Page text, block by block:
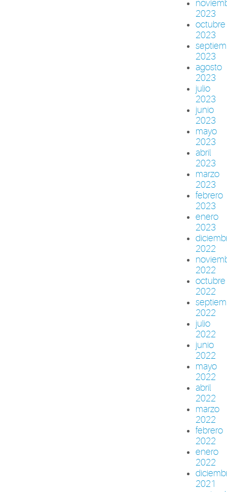
2023
octubre
2023
2023
agosto
2023
julio
2023
junio
2023
mayo
2023
abril
2023
marzo
2023
febrero
2023
enero
2023
2022
2022
octubre
2022
2022
julio
2022
junio
2022
mayo
2022
abril
2022
marzo
2022
febrero
2022
enero
2022
2021